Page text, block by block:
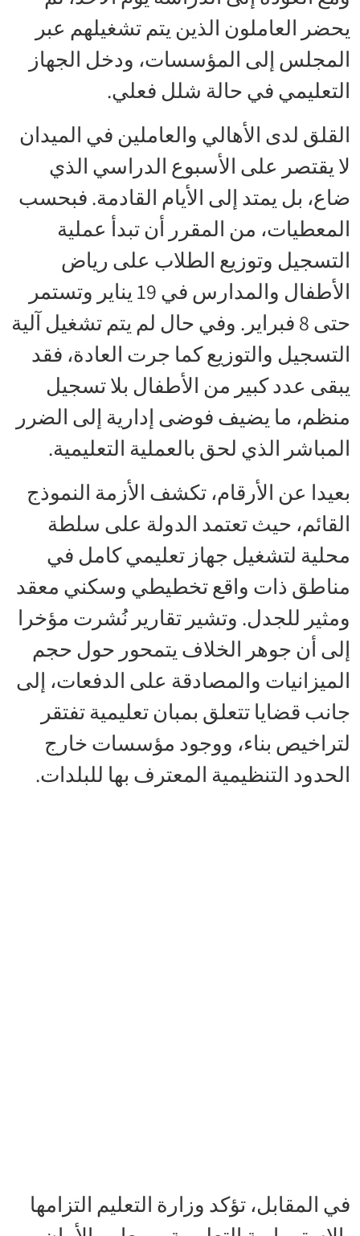
يحضر العاملون الذين يتم تشغيلهم عبر
المجلس إلى المؤسسات، ودخل الجهاز
التعليمي في حالة شلل فعلي.
القلق لدى الأهالي والعاملين في الميدان
لا يقتصر على الأسبوع الدراسي الذي
ضاع، بل يمتد إلى الأيام القادمة. فبحسب
المعطيات، من المقرر أن تبدأ عملية
التسجيل وتوزيع الطلاب على رياض
الأطفال والمدارس في 19 يناير وتستمر
حتى 8 فبراير. وفي حال لم يتم تشغيل آلية
التسجيل والتوزيع كما جرت العادة، فقد
يبقى عدد كبير من الأطفال بلا تسجيل
منظم، ما يضيف فوضى إدارية إلى الضرر
المباشر الذي لحق بالعملية التعليمية.
بعيدا عن الأرقام، تكشف الأزمة النموذج
القائم، حيث تعتمد الدولة على سلطة
محلية لتشغيل جهاز تعليمي كامل في
مناطق ذات واقع تخطيطي وسكني معقد
ومثير للجدل. وتشير تقارير نُشرت مؤخرا
إلى أن جوهر الخلاف يتمحور حول حجم
الميزانيات والمصادقة على الدفعات، إلى
جانب قضايا تتعلق بمبان تعليمية تفتقر
لتراخيص بناء، ووجود مؤسسات خارج
الحدود التنظيمية المعترف بها للبلدات.
في المقابل، تؤكد وزارة التعليم التزامها